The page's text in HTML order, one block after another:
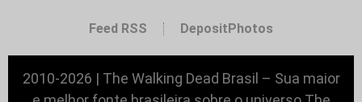
Feed RSS DepositPhotos
2010-2026 | The Walking Dead Brasil – Sua maior